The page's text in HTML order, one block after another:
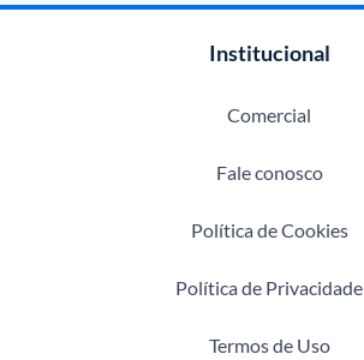
Institucional
Comercial
Fale conosco
Política de Cookies
Política de Privacidade
Termos de Uso